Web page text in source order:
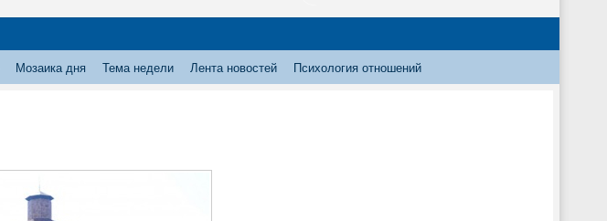
Мозаика дня Тема недели Лента новостей Психология отношений